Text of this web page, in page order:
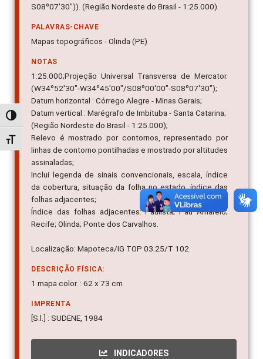
Alternar alto contraste
Alternar tamanho da fonte
S08º07'30")). (Região Nordeste do Brasil - 1:25.000).
PALAVRAS-CHAVE
Mapas topográficos - Olinda (PE)
NOTAS
1:25.000;Projeção Universal Transversa de Mercator.
(W34º52'30"-W34º45'00"/S08º00'00"-S08º07'30");
Datum horizontal : Córrego Alegre - Minas Gerais;
Datum vertical : Marégrafo de Imbituba - Santa Catarina;
(Região Nordeste do Brasil - 1:25.000);
Relevo é mostrado por contornos, representado por
linhas de contorno pontilhadas e mostrado por altitudes
assinaladas;
Inclui legenda de sinais convencionais, escala, índice
da cobertura, situação da folha no estado, índice das
folhas adjacentes;
Índice das folhas adjacentes: Paulista; Pau Amarelo;
Recife; Olinda; Ponte dos Carvalhos.
Localização: Mapoteca/IG TOP 03.25/T 102
DESCRIÇÃO FÍSICA:
1 mapa color. : 62 x 73 cm
IMPRENTA
[S.l.] : SUDENE, 1984
INDICADORES